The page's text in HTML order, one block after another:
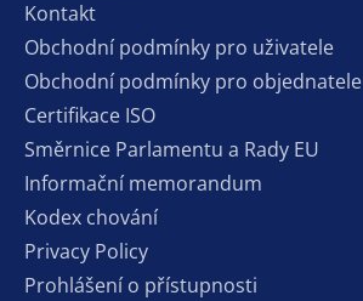
Kontakt
Obchodní podmínky pro uživatele
Obchodní podmínky pro objednatele
Certifikace ISO
Směrnice Parlamentu a Rady EU
Informační memorandum
Kodex chování
Privacy Policy
Prohlášení o přístupnosti